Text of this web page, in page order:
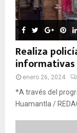
Realiza
informativas
enero 26, 2024
*A través del
Huamantla /